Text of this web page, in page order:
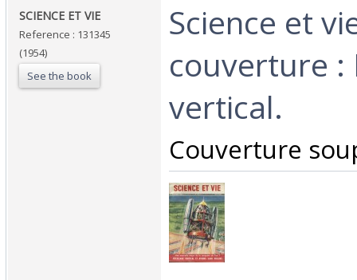
‎SCIENCE ET VIE ‎
Reference : 131345
(1954)
See the book
‎Science et
couverture :
vertical.‎
‎Couverture